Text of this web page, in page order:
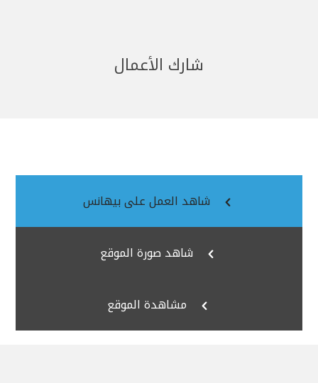
شارك الأعمال
 شاهد العمل على بيهانس
 شاهد صورة الموقع
 مشاهدة الموقع